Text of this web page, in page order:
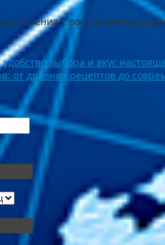
лечения с
выбора и вкус
от древних рецептов до